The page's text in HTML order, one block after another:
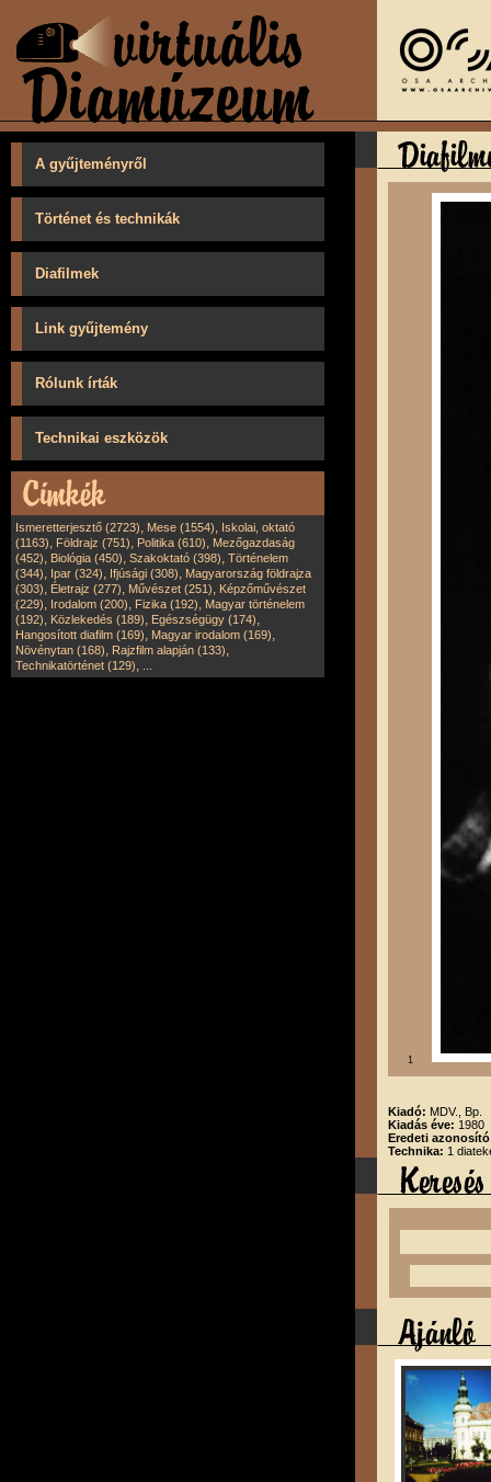
A gyűjteményről
Történet és technikák
Diafilmek
Link gyűjtemény
Rólunk írták
Technikai eszközök
Ismeretterjesztő (2723), Mese (1554), Iskolai, oktató
(1163), Földrajz (751), Politika (610), Mezőgazdaság
(452), Biológia (450), Szakoktató (398), Történelem
(344), Ipar (324), Ifjúsági (308), Magyarország földrajza
(303), Életrajz (277), Művészet (251), Képzőművészet
(229), Irodalom (200), Fizika (192), Magyar történelem
(192), Közlekedés (189), Egészségügy (174),
Hangosított diafilm (169), Magyar irodalom (169),
Növénytan (168), Rajzfilm alapján (133),
Technikatörténet (129),
1
Kiadó: MDV., Bp.
Kiadás éve: 1980
Eredeti
Technika: 1